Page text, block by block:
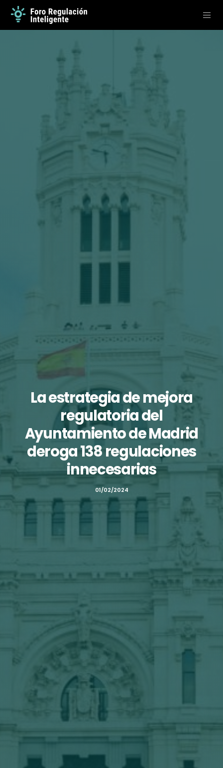
La estrategia de mejora
regulatoria del
Ayuntamiento de Madrid
deroga 138 regulaciones
innecesarias
01/02/2024